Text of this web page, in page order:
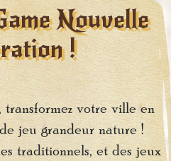
Nouvelle
!
votre ville en
jeu grandeur nature !
traditionnels, et des jeux